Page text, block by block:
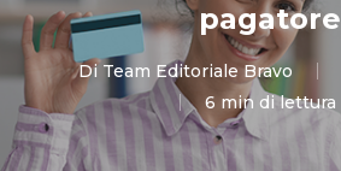
Lavora con noi
Domande Frequenti
Blog
Contatti
pagatore
Di Team Editoriale Bravo
6 min di lettura